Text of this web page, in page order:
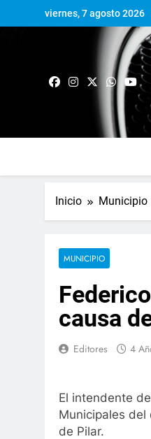
viernes, 7 agosto 2026
Inicio Municipio
MUNICIPIO
causa
Editores 4
El intendente
Municipales
de Pilar.